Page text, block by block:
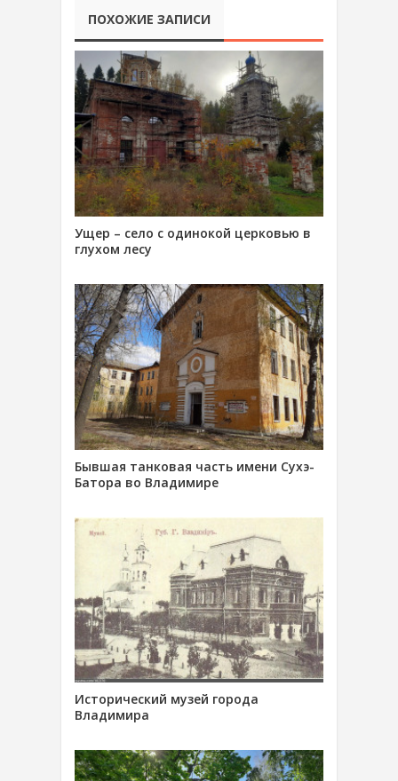
ПОХОЖИЕ ЗАПИСИ
Ущер – село с одинокой церковью в
глухом лесу
Бывшая танковая часть имени Сухэ-
Батора во Владимире
Исторический музей города
Владимира